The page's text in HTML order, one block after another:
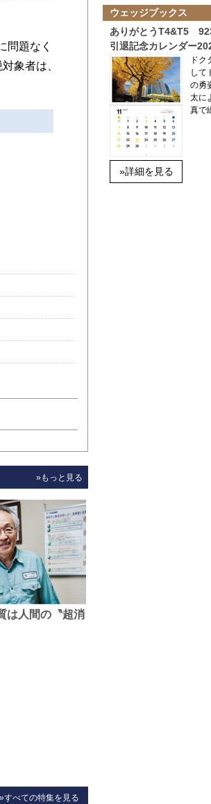
問題なく
象者は、
»もっと見る
は人間の〝超消
»すべての特集を見る
ウェッジブックス
ありがとうT4&T5
引退記念カレンダー
»詳細を見る
ドク
して
の勇
太に
真で